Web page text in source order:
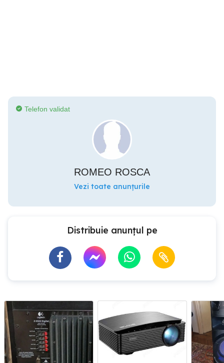
Telefon validat
ROMEO ROSCA
Vezi toate anunțurile
Distribuie anunțul pe